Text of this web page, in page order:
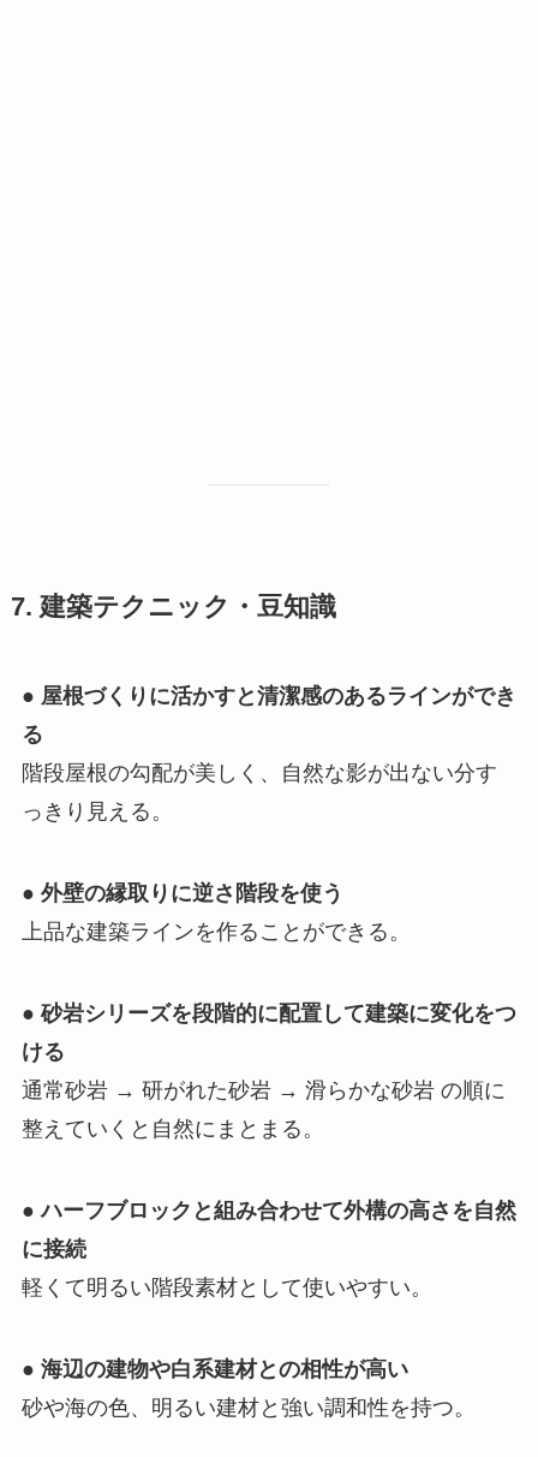
7. 建築テクニック・豆知識
● 屋根づくりに活かすと清潔感のあるラインができ
る
階段屋根の勾配が美しく、自然な影が出ない分す
っきり見える。
● 外壁の縁取りに逆さ階段を使う
上品な建築ラインを作ることができる。
●砂岩シリーズを段階的に配置して建築に変化をつ
ける
通常砂岩 → 研がれた砂岩 → 滑らかな砂岩 の順に
整えていくと自然にまとまる。
●ハーフブロックと組み合わせて外構の高さを自然
に接続
軽くて明るい階段素材として使いやすい。
● 海辺の建物や白系建材との相性が高い
砂や海の色、明るい建材と強い調和性を持つ。